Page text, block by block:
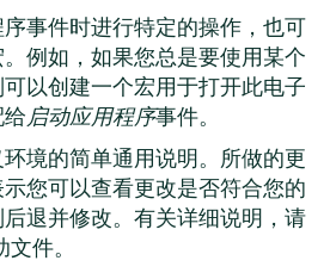
事件时进行特定的操作，也可
例如，如果您总是要使用某个
以创建一个宏用于打开此电子
启动应用程序事件。
境的简单通用说明。所做的更
您可以查看更改是否符合您的
退并修改。有关详细说明，请
件。